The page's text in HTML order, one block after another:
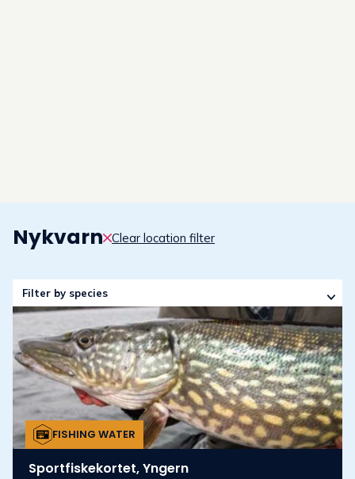
Nykvarn–guide to fishing
Clear location filter
Filter by species
FISHING WATER
Sportfiskekortet, Yngern